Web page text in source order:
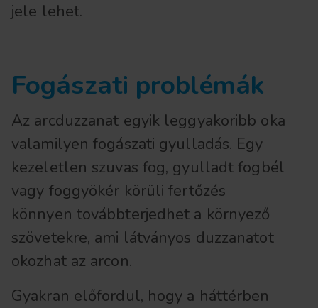
jele lehet.
Fogászati problémák
Az arcduzzanat egyik leggyakoribb oka
valamilyen fogászati gyulladás. Egy
kezeletlen szuvas fog, gyulladt fogbél
vagy foggyökér körüli fertőzés
könnyen továbbterjedhet a környező
szövetekre, ami látványos duzzanatot
okozhat az arcon.
Gyakran előfordul, hogy a háttérben